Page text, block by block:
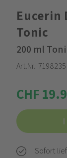
Eucerin
Tonic
200 ml
Art.Nr.: 7198235
CHF
Sofort